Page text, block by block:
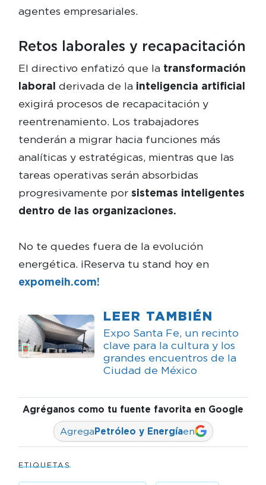
agentes empresariales.
Retos laborales y recapacitación
El directivo enfatizó que la transformación
laboral derivada de la inteligencia artificial
exigirá procesos de recapacitación y
reentrenamiento. Los trabajadores
tenderán a migrar hacia funciones más
analíticas y estratégicas, mientras que las
tareas operativas serán absorbidas
progresivamente por sistemas inteligentes
dentro de las organizaciones.
No te quedes fuera de la evolución
energética. ¡Reserva tu stand hoy en
expomeih.com!
LEER TAMBIÉN
Expo Santa Fe, un recinto
clave para la cultura y los
grandes encuentros de la
Ciudad de México
Agréganos como tu fuente favorita en Google
AgregaPetróleo y Energíaen
ETIQUETAS